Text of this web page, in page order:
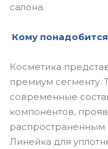
салона.
Кому
Косметика
премиум сегменту.
современные
компонентов,
распространенным
Линейка для